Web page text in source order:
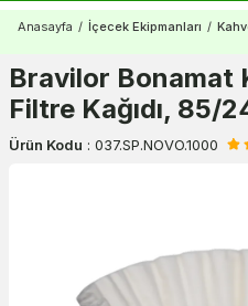
Anasayfa / İçecek Ekipmanları /
Bravilor Bonamat
Filtre Kağıdı, 85/
Ürün Kodu : 037.SP.NOVO.1000